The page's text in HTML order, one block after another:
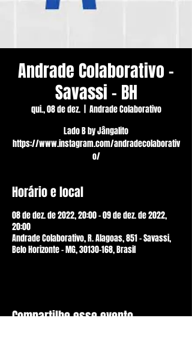
Andrade Colaborativo -
Savassi - BH
qui., 08 de dez.
  |
Andrade Colaborativo
Lado B by Jângalito
https://www.instagram.com/andradecolaborativ
o/
Horário e local
08 de dez. de 2022, 20:00 – 09 de dez. de 2022,
20:00
Andrade Colaborativo, R. Alagoas, 851 - Savassi,
Belo Horizonte - MG, 30130-168, Brasil
Compartilhe esse evento